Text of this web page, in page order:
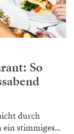
So
durch
stimmiges...